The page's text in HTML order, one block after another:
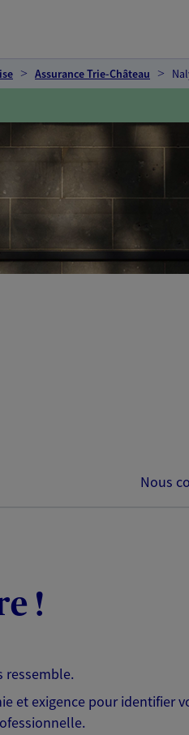
Assurance Trie-Château
Nous
!
ressemble.
et exigence pour identifier